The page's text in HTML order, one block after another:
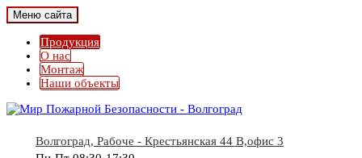
Меню сайта
Продукция
О нас
Монтаж
Наши объекты
Волгоград, Рабоче - Крестьянская 44 В,офис 3